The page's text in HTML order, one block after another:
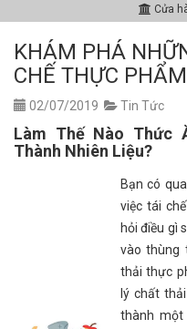
Cửa
KHÁM PHÁ
CHẾ THỰC PHẨM
02/07/2019 Tin Tức
Làm Thế Nào Thức
Thành Nhiên Liệu?
Bạn có
việc tái
hỏi điều gì
vào thùng
thải thực
lý chất
thành một